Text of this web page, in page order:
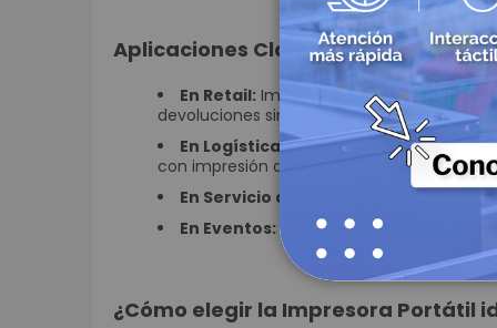
Aplicaciones Clave en tu Operación
En Retail: Impresión de recibos de
devoluciones sin ir a caja.
En Logística y Almacenes:Etiquetado
con impresión de comprobantes.
En Servicio de Campo:
Generación
En Eventos:Emisión de entradas,
¿Cómo elegir la Impresora Portátil